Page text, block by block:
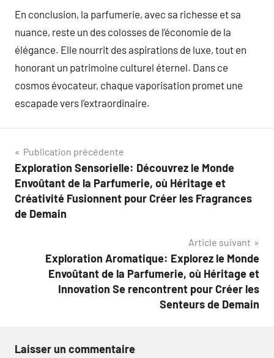
En conclusion, la parfumerie, avec sa richesse et sa
nuance, reste un des colosses de l’économie de la
élégance. Elle nourrit des aspirations de luxe, tout en
honorant un patrimoine culturel éternel. Dans ce
cosmos évocateur, chaque vaporisation promet une
escapade vers l’extraordinaire.
Navigation
de
l’article
Publication précédente
Exploration Sensorielle: Découvrez le Monde
Envoûtant de la Parfumerie, où Héritage et
Créativité Fusionnent pour Créer les Fragrances
de Demain
Article suivant
Exploration Aromatique: Explorez le Monde
Envoûtant de la Parfumerie, où Héritage et
Innovation Se rencontrent pour Créer les
Senteurs de Demain
Laisser un commentaire